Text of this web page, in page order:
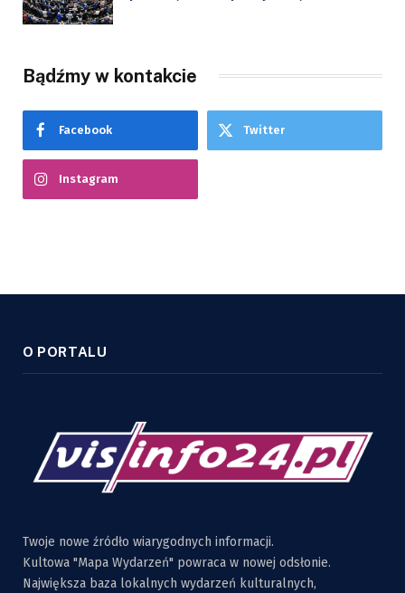
Bądźmy w kontakcie
Facebook Twitter
Instagram
O PORTALU
Twoje nowe źródło wiarygodnych informacji.
Kultowa "Mapa Wydarzeń" powraca w nowej odsłonie.
Największa baza lokalnych wydarzeń kulturalnych,